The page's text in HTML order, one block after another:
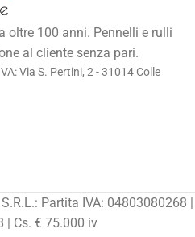
oltre 100 anni. Pennelli e rulli
al cliente senza pari.
Via S. Pertini, 2 - 31014 Colle
Partita IVA: 04803080268 |
| Cs. € 75.000 iv